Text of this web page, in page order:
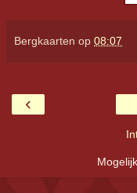
Bergkaarten op 08:07
‹